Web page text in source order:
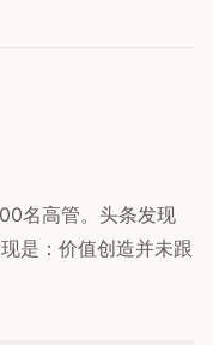
名高管。头条发现
是：价值创造并未跟